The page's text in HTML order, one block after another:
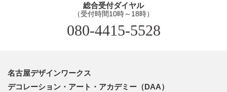
総合受付ダイヤル
（受付時間10時～18時）
080-4415-5528
名古屋デザインワークス
デコレーション・アート・アカデミー（DAA）